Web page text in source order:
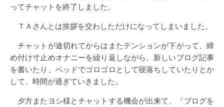
ってチャットを終了しました。
ＴＡさんとは挨拶を交わしただけになってしまいました。
チャットが途切れてからはまたテンションが下がって、締
め付け寸止めオナニーを繰り返しながら、新しいブログ記事
を書いたり、ベッドでゴロゴロとして寝落ちしていたりとか
して、時間が過ぎていきました。
夕方またヨシ様とチャットする機会が出来て、「ブログを